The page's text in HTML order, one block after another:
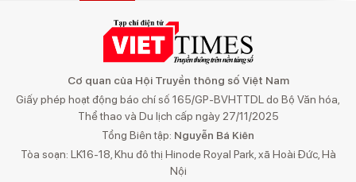
Cơ quan của Hội Truyền thông số Việt Nam
Giấy phép hoạt động báo chí số 165/GP-BVHTTDL do Bộ Văn hóa,
Thể thao và Du lịch cấp ngày 27/11/2025
Tổng Biên tập: Nguyễn Bá Kiên
Tòa soạn: LK16-18, Khu đô thị Hinode Royal Park, xã Hoài Đức, Hà
Nội